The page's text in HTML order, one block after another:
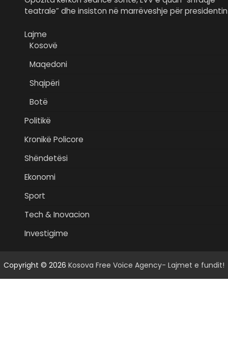
teatrale” dhe insiston në marrëveshje për presidentin
Lajme
Kosovë
Maqedoni
Shqipëri
Botë
Politikë
Kronikë Policore
Shëndetësi
Ekonomi
Sport
Tech & Inovacion
Investigime